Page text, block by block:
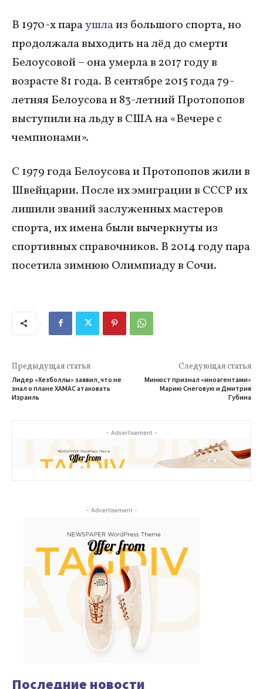
В 1970-х параушлаиз большого спорта, но
продолжала выходить на лёд до смерти
Белоусовой – она умерла в 2017 году в
возрасте 81 года. В сентябре 2015 года 79-
летняя Белоусова и 83-летний Протопопов
выступили на льду в США на «Вечере с
чемпионами».
С 1979 года Белоусова и Протопопов жили в
Швейцарии. После их эмиграции в СССР их
лишили званий заслуженных мастеров
спорта, их имена были вычеркнуты из
спортивных справочников. В 2014 году пара
посетила зимнюю Олимпиаду в Сочи.
Предыдущая статья
Лидер «Хезболлы» заявил, что не
знал о плане ХАМАС атаковать
Израиль
Следующая статья
Минюст признал «иноагентами»
Марию Снеговую и Дмитрия
Губина
- Advertisement -
- Advertisement -
Последние новости